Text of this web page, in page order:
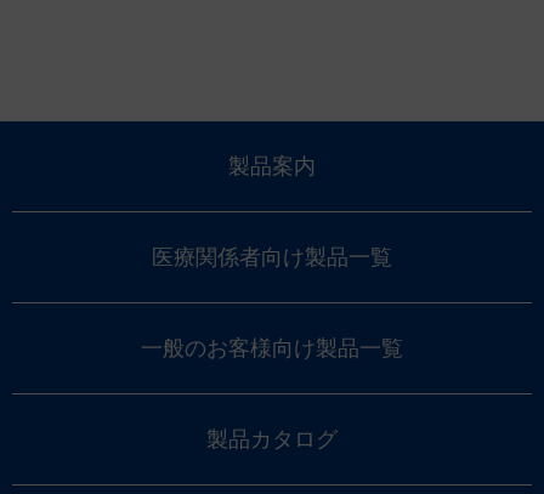
製品案内
医療関係者向け製品一覧
一般のお客様向け製品一覧
製品カタログ